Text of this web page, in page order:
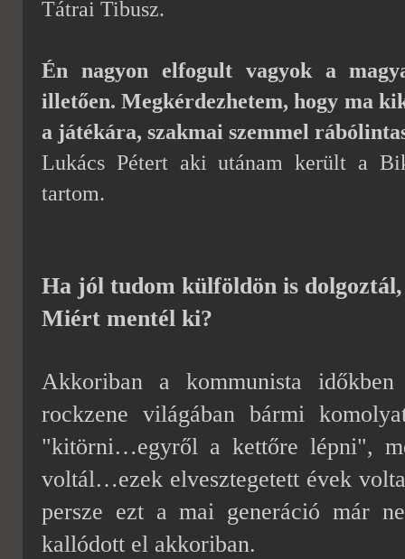
Tátrai Tibusz.
Én nagyon elfogult vagyok a
illetően. Megkérdezhetem, hogy ma
a játékára, szakmai szemmel
Lukács Pétert aki utánam került a
tartom.
Ha jól tudom külföldön is
Miért mentél ki?
Akkoriban a kommunista
rockzene világában bármi
"kitörni…egyről a kettőre lépni",
voltál…ezek elvesztegetett évek
persze ezt a mai generáció már
kallódott el akkoriban.